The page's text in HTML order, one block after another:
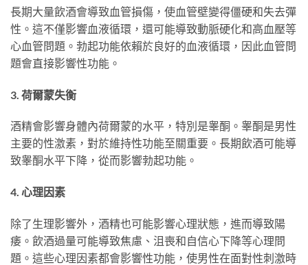
長期大量飲酒會導致血管損傷，使血管壁變得僵硬和失去彈
性。這不僅影響血液循環，還可能導致動脈硬化和高血壓等
心血管問題。勃起功能依賴於良好的血液循環，因此血管問
題會直接影響性功能。
3. 荷爾蒙失衡
酒精會影響身體內荷爾蒙的水平，特別是睾酮。睾酮是男性
主要的性激素，對於維持性功能至關重要。長期飲酒可能導
致睾酮水平下降，從而影響勃起功能。
4. 心理因素
除了生理影響外，酒精也可能影響心理狀態，進而導致陽
痿。飲酒過量可能導致焦慮、沮喪和自信心下降等心理問
題。這些心理因素都會影響性功能，使男性在面對性刺激時